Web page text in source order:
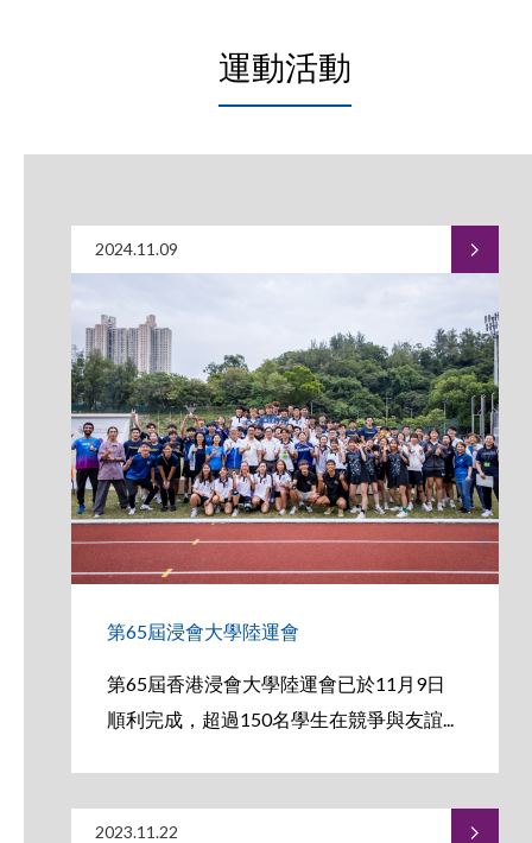
運動活動
2024.11.09
第65屆浸會大學陸運會
第65屆香港浸會大學陸運會已於11月9日
順利完成，超過150名學生在競爭與友誼...
2023.11.22